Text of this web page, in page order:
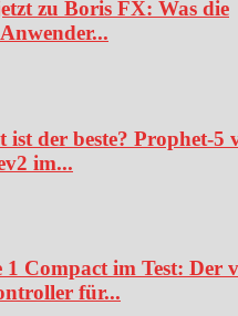
zu Boris FX: Was die
ist der beste? Prophet-5
im...
1 Compact im Test: Der
für...